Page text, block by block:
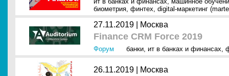
биометрия, финтех, digital-маркетинг
27.11.2019 | Москва
Finance CRM Force 2019
Форум банки, ит в банках и финансах,
26.11.2019 | Москва